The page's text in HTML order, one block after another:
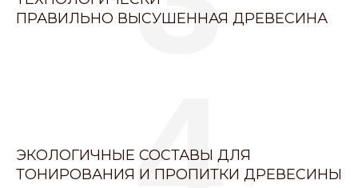
ПРАВИЛЬНО ВЫСУШЕННАЯ ДРЕВЕСИНА
ЭКОЛОГИЧНЫЕ СОСТАВЫ ДЛЯ
ТОНИРОВАНИЯ И ПРОПИТКИ ДРЕВЕСИНЫ